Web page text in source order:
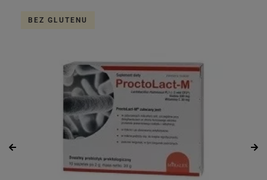
BEZ GLUTENU